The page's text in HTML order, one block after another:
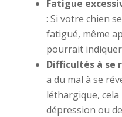
Fatigue
: Si votre chien
fatigué, même
pourrait
Difficultés à se
a du mal à se
léthargique,
dépression ou